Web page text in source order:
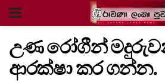
උණ රෝගීන්
ආරක්ෂා කර ගන්න.